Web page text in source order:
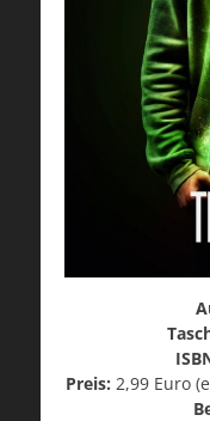
Preis: 2,99 Euro